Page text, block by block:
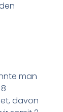
man
davon